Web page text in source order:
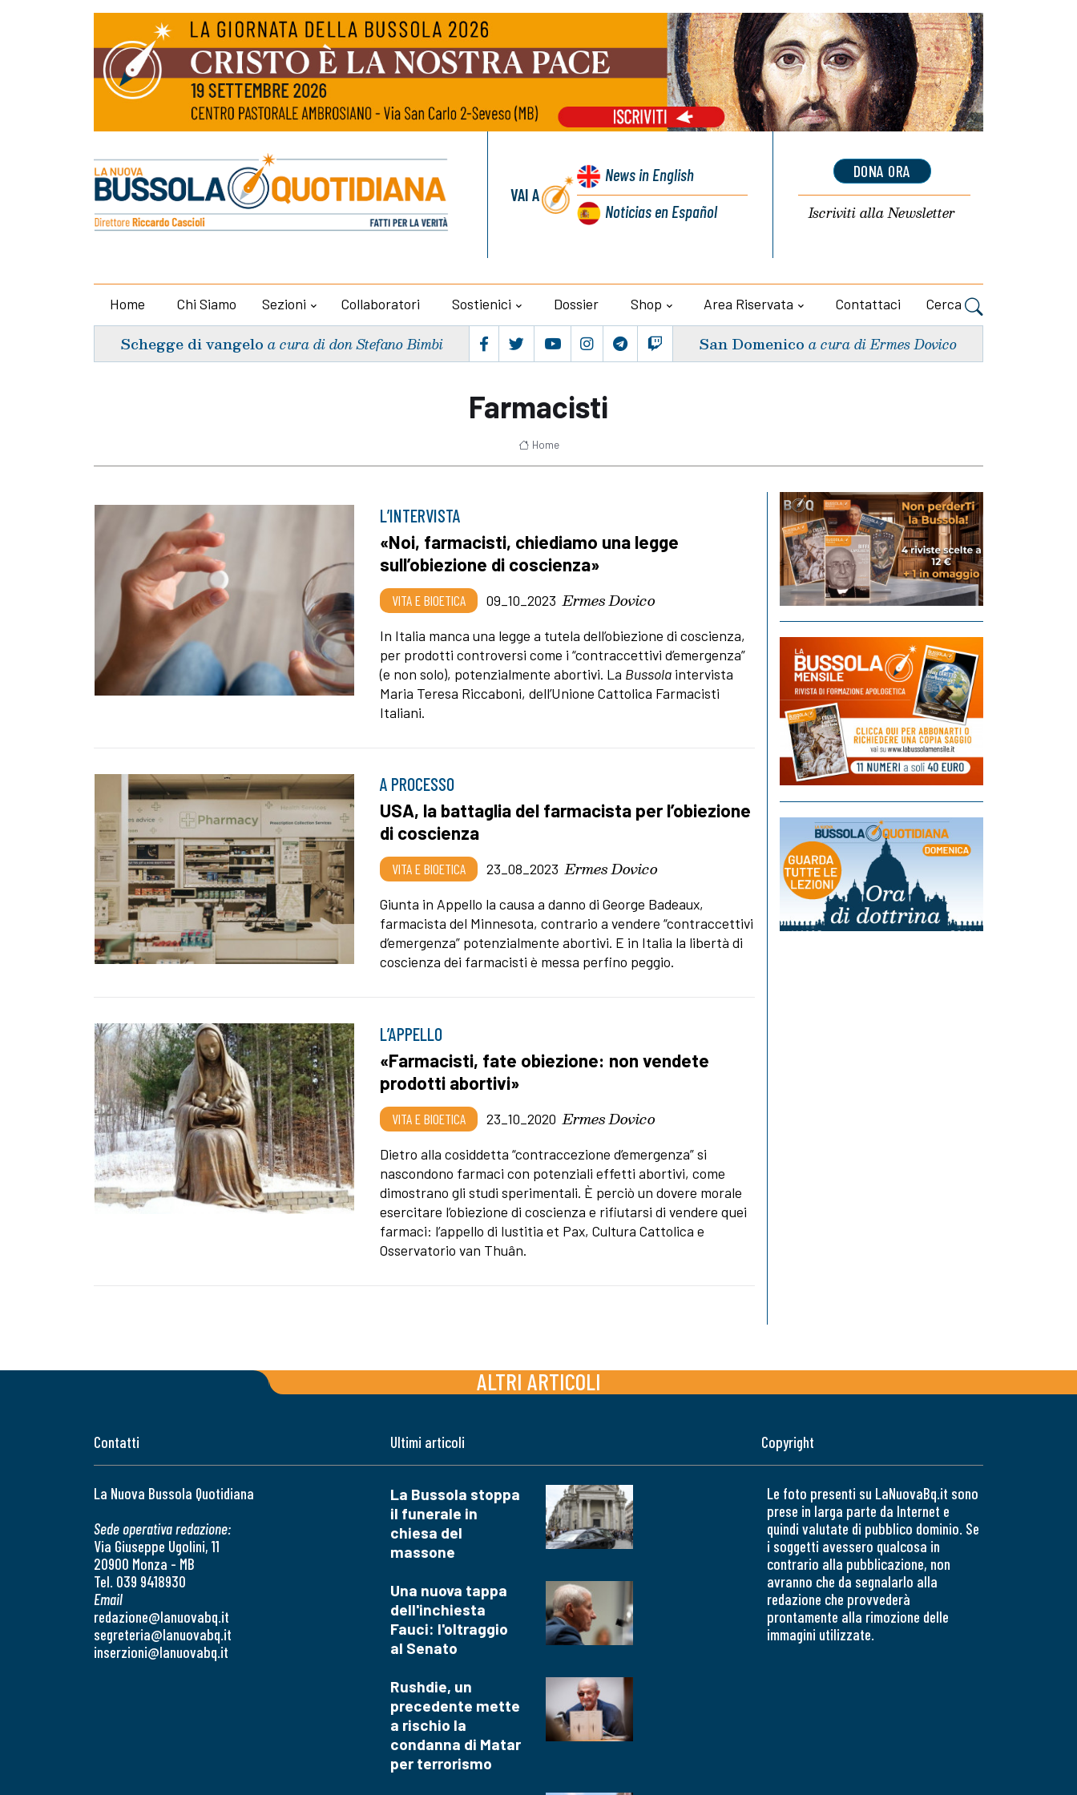
VAI A
Newsin English
Noticiasen Español
DONA ORA
Iscriviti allaNewsletter
Home Chi Siamo Sezioni Collaboratori Sostienici Dossier Shop Area Riservata Contattaci Cerca
Schegge di vangelo a cura di don Stefano Bimbi San Domenico a cura di Ermes Dovico
Farmacisti
Home
L’INTERVISTA
«Noi, farmacisti, chiediamo una legge
sull’obiezione di coscienza»
VITA E BIOETICA 09_10_2023 Ermes Dovico
In Italia manca una legge a tutela dell’obiezione di coscienza,
per prodotti controversi come i “contraccettivi d’emergenza”
(e non solo), potenzialmente abortivi. La Bussola intervista
Maria Teresa Riccaboni, dell’Unione Cattolica Farmacisti
Italiani.
A PROCESSO
USA, la battaglia del farmacista per l’obiezione
di coscienza
VITA E BIOETICA 23_08_2023 Ermes Dovico
Giunta in Appello la causa a danno di George Badeaux,
farmacista del Minnesota, contrario a vendere “contraccettivi
d’emergenza” potenzialmente abortivi. E in Italia la libertà di
coscienza dei farmacisti è messa perfino peggio.
L’APPELLO
«Farmacisti, fate obiezione: non vendete
prodotti abortivi»
VITA E BIOETICA 23_10_2020 Ermes Dovico
Dietro alla cosiddetta “contraccezione d’emergenza” si
nascondono farmaci con potenziali effetti abortivi, come
dimostrano gli studi sperimentali. È perciò un dovere morale
esercitare l’obiezione di coscienza e rifiutarsi di vendere quei
farmaci: l’appello di Iustitia et Pax, Cultura Cattolica e
Osservatorio van Thuân.
ALTRI ARTICOLI
Contatti
La Nuova Bussola Quotidiana
Sede operativa redazione:
Via Giuseppe Ugolini, 11
20900 Monza - MB
Tel. 039 9418930
Email
redazione@lanuovabq.it
segreteria@lanuovabq.it
inserzioni@lanuovabq.it
Ultimi articoli
La Bussola stoppa
il funerale in
chiesa del
massone
Una nuova tappa
dell'inchiesta
Fauci: l'oltraggio
al Senato
Rushdie, un
precedente mette
a rischio la
condanna di Matar
per terrorismo
Copyright
Le foto presenti su LaNuovaBq.it sono
prese in larga parte da Internet e
quindi valutate di pubblico dominio. Se
i soggetti avessero qualcosa in
contrario alla pubblicazione, non
avranno che da segnalarlo alla
redazione che provvederà
prontamente alla rimozione delle
immagini utilizzate.